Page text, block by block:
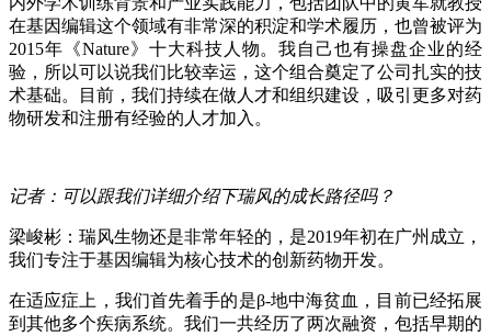
在基因编辑这个领域有非常深的积淀和学术履历，也曾被评为
2015年《Nature》十大科技人物。我自己也有操盘企业的经
验，所以可以说我们比较幸运，这个组合奠定了公司扎实的技
术基础。目前，我们持续在做人才和组织建设，吸引更多对药
物研发和注册有经验的人才加入。
记者：可以跟我们详细介绍下瑞风的成长路径吗？
梁峻彬：瑞风生物还是非常年轻的，是2019年初在广州成立，
我们专注于基因编辑为核心技术的创新药物开发。
在适应症上，我们首先着手的是β-地中海贫血，目前已经拓展
到其他多个疾病系统。我们一共经历了两次融资，包括早期的